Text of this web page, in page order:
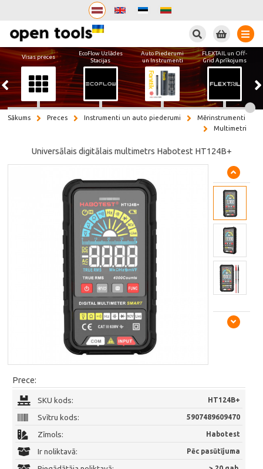
Visas preces
EcoFlow Uzlādes
Stacijas
Auto Piederumi
un Instrumenti
FLEXTAIL un Off-
Grid Aprīkojums
Sākums Preces Instrumenti un auto piederumi
Mērinstrumenti
Multimetri
Universālais digitālais multimetrs Habotest HT124B+
Prece:
SKU kods: HT124B+
Svītru kods: 5907489609470
Zīmols: Habotest
Ir noliktavā: Pēc pasūtījuma